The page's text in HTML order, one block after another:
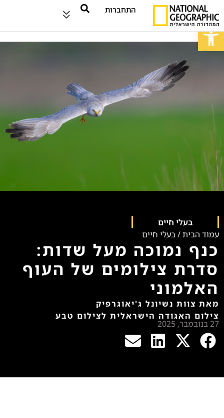
פתח סרגל נגישות
התחברות
בעלי חיים
עמוד הבית/בעלי חיים
כנף נמוכה מעל שדות:
סדרת צילומים של העוף
האלמוני
מאת צוות נשיונל ג'יאוגרפיק
צילום האגודה הישראלית לצילום טבע
27 בנובמבר, 2025